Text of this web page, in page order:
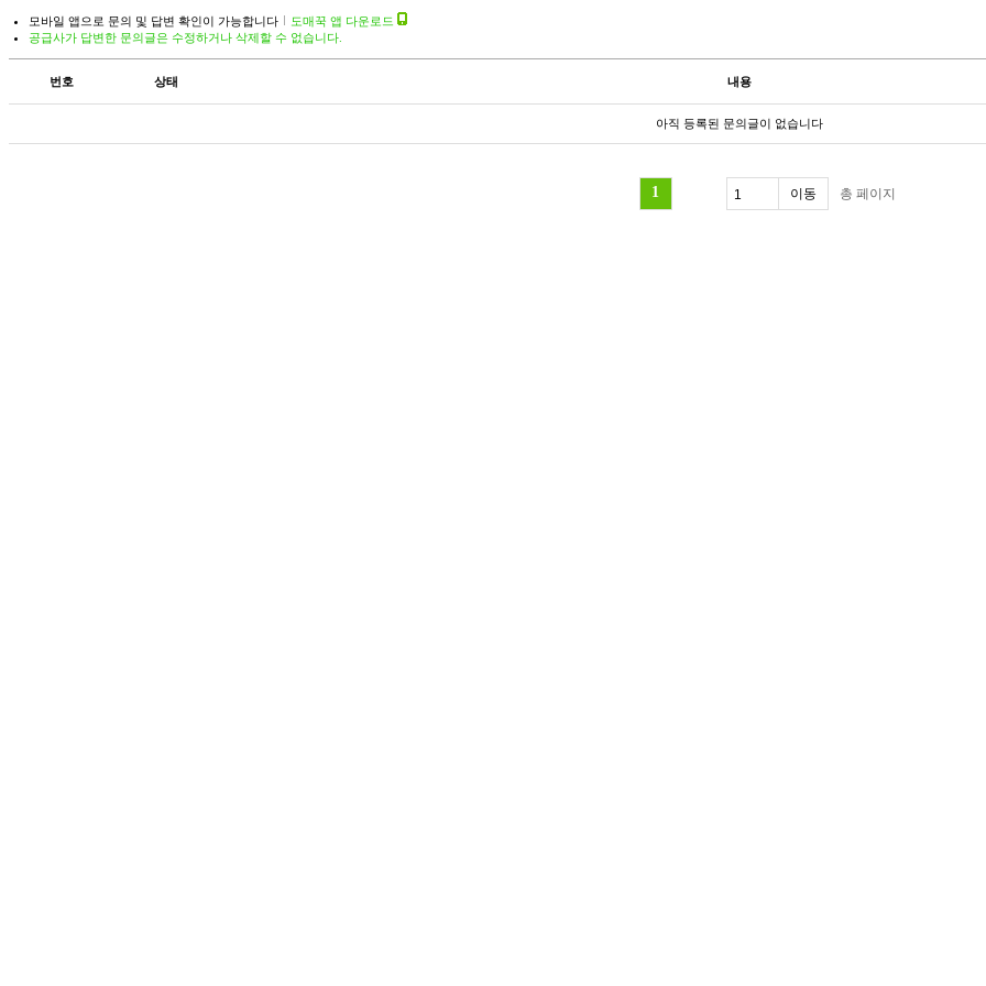
모바일 앱으로 문의 및 답변 확인이 가능합니다
도매꾹 앱 다운로드
공급사가 답변한 문의글은 수정하거나 삭제할 수 없습니다.
번호 상태 내용
아직 등록된 문의글이 없습니다
1 총 페이지